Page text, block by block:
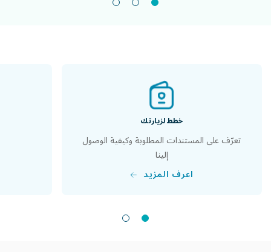
خطط لزيارتك
تعرّف على المستندات المطلوبة وكيفية الوصول
إلينا
اعرف المزيد